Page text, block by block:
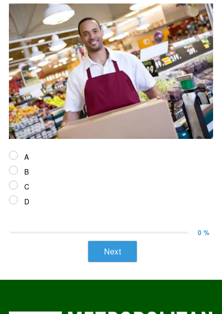
ー
ヤ
ー
A
B
C
D
0 %
Next